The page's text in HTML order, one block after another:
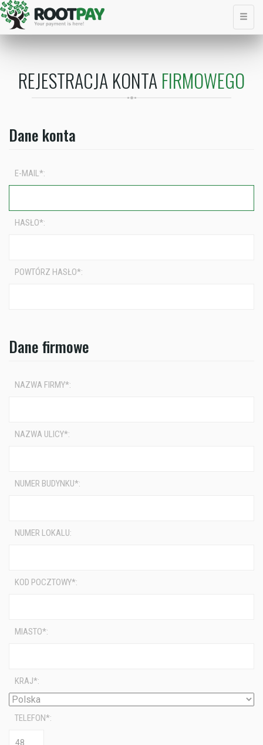
REJESTRACJA KONTA FIRMOWEGO
Dane konta
E-MAIL*:
HASŁO*:
POWTÓRZ HASŁO*:
Dane firmowe
NAZWA FIRMY*:
NAZWA ULICY*:
NUMER BUDYNKU*:
NUMER LOKALU:
KOD POCZTOWY*:
MIASTO*:
KRAJ*:
TELEFON*: